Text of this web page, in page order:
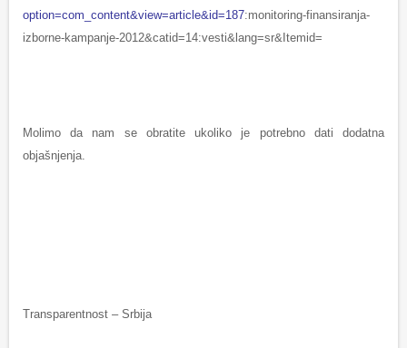
option=com_content&view=article&id=187:monitoring-finansiranja-
izborne-kampanje-2012&catid=14:vesti&lang=sr&Itemid=
Molimo da nam se obratite ukoliko je potrebno dati dodatna
objašnjenja.
Transparentnost – Srbija